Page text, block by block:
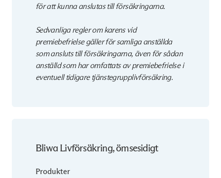
för att kunna anslutas till försäkringarna.
Sedvanliga regler om karens vid
premiebefrielse gäller för samliga anställda
som ansluts till försäkringarna, även för sådan
anställd som har omfattats av premiebefrielse i
eventuell tidigare tjänstegrupplivförsäkring.
Bliwa Livförsäkring, ömsesidigt
Produkter